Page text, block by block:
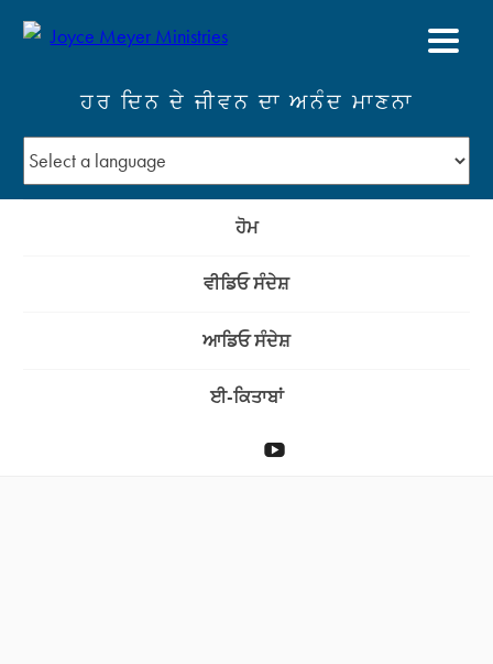
ਹਰ ਦਿਨ ਦੇ ਜੀਵਨ ਦਾ ਅਨੰਦ ਮਾਣਨਾ
ਹੋਮ
ਵੀਡਿਓ ਸੰਦੇਸ਼
ਆਡਿਓ ਸੰਦੇਸ਼
ਈ-ਕਿਤਾਬਾਂ
ਦਾਨ
YouTube